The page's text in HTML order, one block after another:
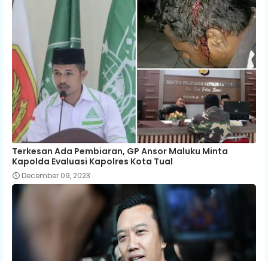
Terkesan Ada Pembiaran, GP Ansor Maluku Minta
Kapolda Evaluasi Kapolres Kota Tual
December 09, 2023